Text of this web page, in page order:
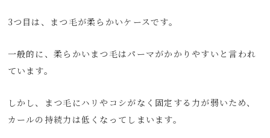
3つ目は、まつ毛が柔らかいケースです。
一般的に、柔らかいまつ毛はパーマがかかりやすいと言われ
ています。
しかし、まつ毛にハリやコシがなく固定する力が弱いため、
カールの持続力は低くなってしまいます。